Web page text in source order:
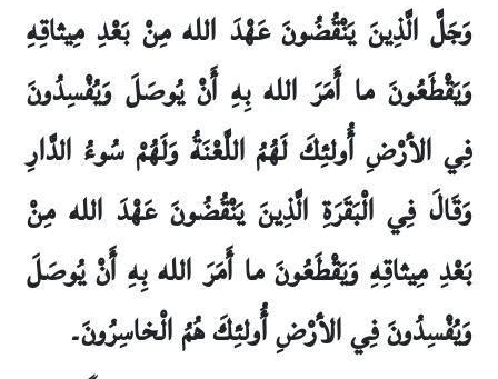
وَجَلَّ الَّذِينَ يَنْقُضُونَ عَهْدَ الله مِنْ بَعْدِ مِيثاقِهِ
وَيَقْطَعُونَ ما أَمَرَ الله بِهِ أَنْ يُوصَلَ وَيُفْسِدُونَ
فِي الأرْضِ أُولئِكَ لَهُمُ اللَّعْنَةُ وَلَهُمْ سُوءُ الدَّارِ
وَقَالَ فِي الْبَقَرَةِ الَّذِينَ يَنْقُضُونَ عَهْدَ الله مِنْ
بَعْدِ مِيثاقِهِ وَيَقْطَعُونَ ما أَمَرَ الله بِهِ أَنْ يُوصَلَ
وَيُفْسِدُونَ فِي الأرْضِ أُولئِكَ هُمُ الْخاسِرُونَ۔